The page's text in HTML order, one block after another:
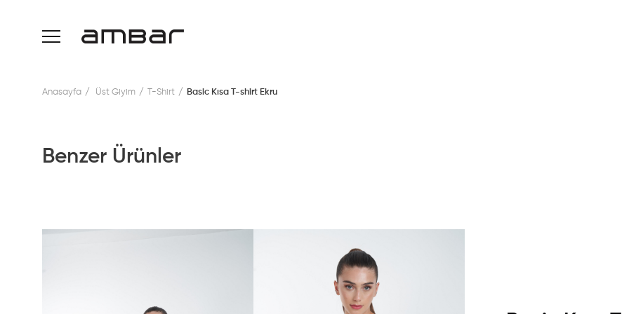
Anasayfa Üst Giyim T-Shirt Basic Kısa T-shirt Ekru
Benzer Ürünler